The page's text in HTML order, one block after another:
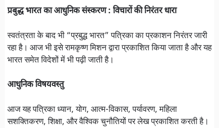
प्रबुद्ध भारत का आधुनिक संस्करण : विचारों की निरंतर धारा
स्वतंत्रता के बाद भी “प्रबुद्ध भारत” पत्रिका का प्रकाशन निरंतर जारी
रहा है। आज भी इसे रामकृष्ण मिशन द्वारा प्रकाशित किया जाता है और यह
भारत समेत विदेशों में भी पढ़ी जाती है।
आधुनिक विषयवस्तु
आज यह पत्रिका ध्यान, योग, आत्म-विकास, पर्यावरण, महिला
सशक्तिकरण, शिक्षा, और वैश्विक चुनौतियों पर लेख प्रकाशित करती है।